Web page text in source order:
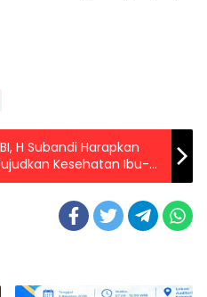
H Subandi Harapkan
Kesehatan Ibu-